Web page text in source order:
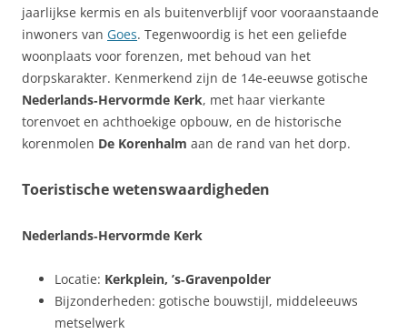
jaarlijkse kermis en als buitenverblijf voor vooraanstaande
inwoners van Goes. Tegenwoordig is het een geliefde
woonplaats voor forenzen, met behoud van het
dorpskarakter. Kenmerkend zijn de 14e‑eeuwse gotische
Nederlands‑Hervormde Kerk, met haar vierkante
torenvoet en achthoekige opbouw, en de historische
korenmolen De Korenhalm aan de rand van het dorp.
Toeristische wetenswaardigheden
Nederlands‑Hervormde Kerk
Locatie: Kerkplein, ’s‑Gravenpolder
Bijzonderheden: gotische bouwstijl, middeleeuws
metselwerk